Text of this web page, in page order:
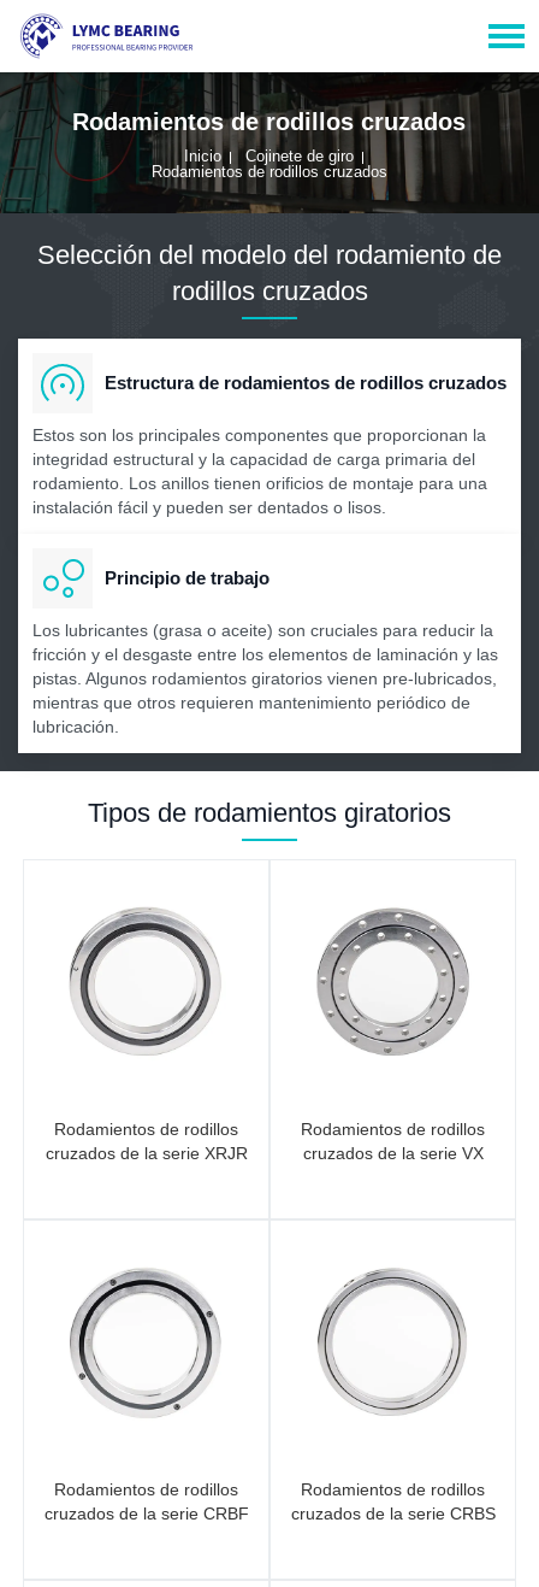
Rodamientos de rodillos cruzados
Inicio
Cojinete de giro
Rodamientos de rodillos cruzados
Selección del modelo del rodamiento de
rodillos cruzados
Estructura de rodamientos de rodillos cruzados
Estos son los principales componentes que proporcionan la
integridad estructural y la capacidad de carga primaria del
rodamiento. Los anillos tienen orificios de montaje para una
instalación fácil y pueden ser dentados o lisos.
Principio de trabajo
Los lubricantes (grasa o aceite) son cruciales para reducir la
fricción y el desgaste entre los elementos de laminación y las
pistas. Algunos rodamientos giratorios vienen pre-lubricados,
mientras que otros requieren mantenimiento periódico de
lubricación.
Tipos de rodamientos giratorios
Rodamientos de rodillos
cruzados de la serie XRJR
Rodamientos de rodillos
cruzados de la serie VX
Rodamientos de rodillos
cruzados de la serie CRBF
Rodamientos de rodillos
cruzados de la serie CRBS